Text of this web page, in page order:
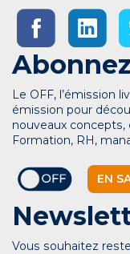
Le OFF, l’émission
émission pour
nouveaux
Formation, RH,
EN
Vous souhaitez